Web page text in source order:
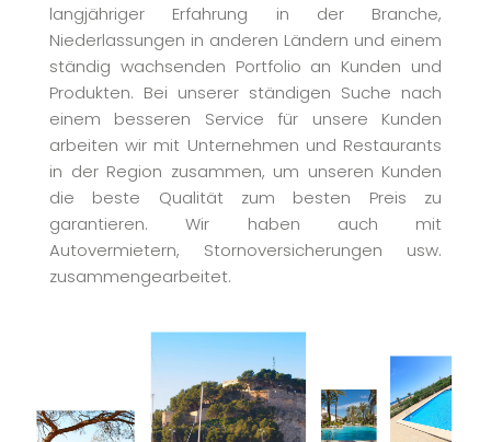
langjähriger Erfahrung in der Branche,
Niederlassungen in anderen Ländern und einem
ständig wachsenden Portfolio an Kunden und
Produkten. Bei unserer ständigen Suche nach
einem besseren Service für unsere Kunden
arbeiten wir mit Unternehmen und Restaurants
in der Region zusammen, um unseren Kunden
die beste Qualität zum besten Preis zu
garantieren. Wir haben auch mit
Autovermietern, Stornoversicherungen usw.
zusammengearbeitet.